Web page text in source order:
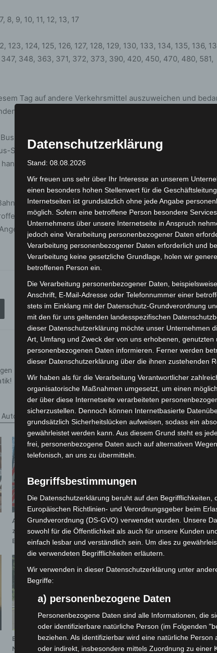
8, 9, 10, 11, 12, 13, 17
123, 124, 125, 126, 127, 128, 129, 130, 133, 134, 135, 136,
348, 363, 371, 372, 373, 390, 420, 450, 470, 480, 581,
Tag auf andere Verkehrsmittel auszuweichen und
Unannehmlichkeiten.
sind nicht vom Streik betroffen. Ausnahme sind die
Subunternehmer ÜSTRA Reisen durchgeführt werden –
es sich um 182 Fahrten (von ca. 5.000) auf
und Regionalbahnlinien. Das On-Demand-Angebot
aber es kann in einigen Kommunen zu
steht den Kundinnen und Kunden der ÜSTRA zur
– Magie,
schnell unter
A2: Zweite Turbobaustelle startet
zwischen Hannover-West und
Bothfeld
Niedersachsen:
kehren nach
Spanien zurück
Brand im „Haus der Begegnung“ in
Neuwarmbüchen schnell
Region Hannover: 21 neue
Notfallsanitäter starten
Datenschutzerklärung
Stand: 08.08.2026
Wir freuen uns sehr über Ihr Interesse an unserem
einen besonders hohen Stellenwert für die
Internetseiten ist grundsätzlich ohne jede Angabe
möglich. Sofern eine betroffene Person besondere
Unternehmens über unsere Internetseite in Anspruch
jedoch eine Verarbeitung personenbezogener Daten
Verarbeitung personenbezogener Daten erforderlich und
Verarbeitung keine gesetzliche Grundlage, holen wir
betroffenen Person ein.
Die Verarbeitung personenbezogener Daten,
Anschrift, E-Mail-Adresse oder Telefonnummer einer
stets im Einklang mit der Datenschutz-Grundverordnung
mit den für uns geltenden landesspezifischen
dieser Datenschutzerklärung möchte unser Unternehmen
Art, Umfang und Zweck der von uns erhobenen, genutzten
personenbezogenen Daten informieren. Ferner werden
dieser Datenschutzerklärung über die ihnen zustehenden
Wir haben als für die Verarbeitung Verantwortlicher
organisatorische Maßnahmen umgesetzt, um einen
der über diese Internetseite verarbeiteten
sicherzustellen. Dennoch können Internetbasierte
grundsätzlich Sicherheitslücken aufweisen, sodass ein
gewährleistet werden kann. Aus diesem Grund steht es
frei, personenbezogene Daten auch auf alternativen
telefonisch, an uns zu übermitteln.
Begriffsbestimmungen
Die Datenschutzerklärung beruht auf den Begrifflichkeiten,
Europäischen Richtlinien- und Verordnungsgeber beim
Grundverordnung (DS-GVO) verwendet wurden. Unsere
sowohl für die Öffentlichkeit als auch für unsere Kunden
einfach lesbar und verständlich sein. Um dies zu
die verwendeten Begrifflichkeiten erläutern.
Wir verwenden in dieser Datenschutzerklärung unter
Begriffe:
a) personenbezogene Daten
Personenbezogene Daten sind alle Informationen, die
oder identifizierbare natürliche Person (im Folgenden
beziehen. Als identifizierbar wird eine natürliche Person
oder indirekt, insbesondere mittels Zuordnung zu einer